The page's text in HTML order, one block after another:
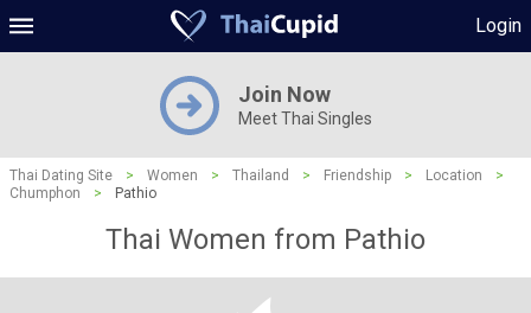
Login
Join Now
Meet Thai Singles
Thai Dating Site > Women > Thailand > Friendship > Location
>
Chumphon
> Pathio
Thai Women from Pathio